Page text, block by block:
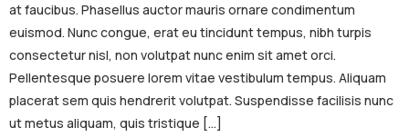
at faucibus. Phasellus auctor mauris ornare condimentum
euismod. Nunc congue, erat eu tincidunt tempus, nibh turpis
consectetur nisl, non volutpat nunc enim sit amet orci.
Pellentesque posuere lorem vitae vestibulum tempus. Aliquam
placerat sem quis hendrerit volutpat. Suspendisse facilisis nunc
ut metus aliquam, quis tristique […]